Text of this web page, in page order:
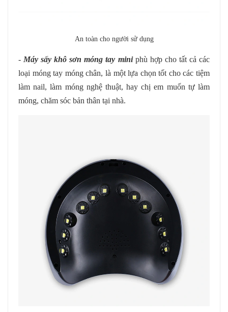
An toàn cho người sử dụng
- Máy sấy khô sơn móng tay miniphù hợp cho tất cả các
loại móng tay móng chân, là một lựa chọn tốt cho các tiệm
làm nail, làm móng nghệ thuật, hay chị em muốn tự làm
móng, chăm sóc bản thân tại nhà.